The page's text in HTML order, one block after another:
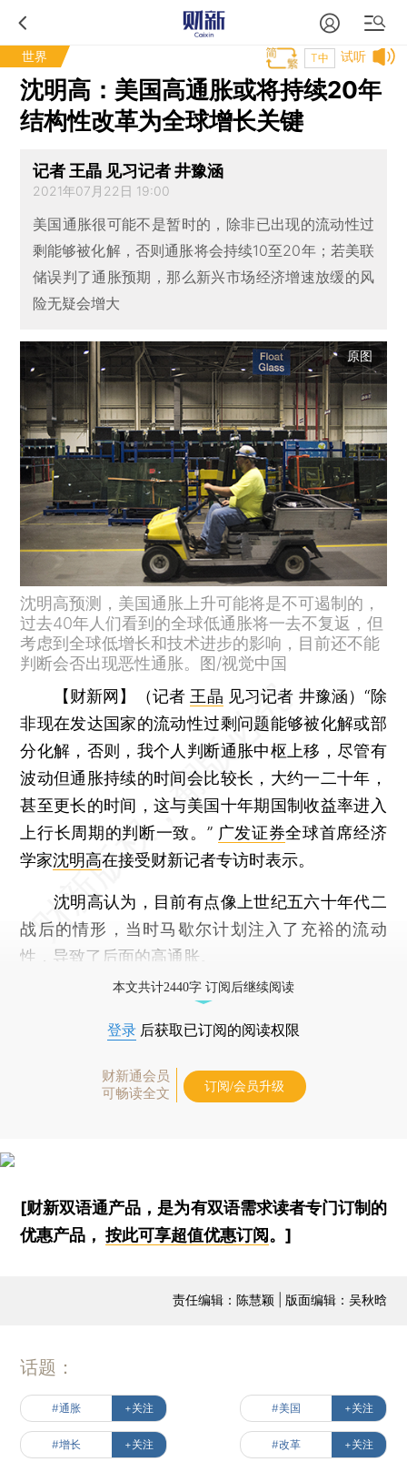
世界 试听
T中
沈明高：美国高通胀或将持续20年
结构性改革为全球增长关键
记者 王晶 见习记者 井豫涵
2021年07月22日 19:00
美国通胀很可能不是暂时的，除非已出现的流动性过
剩能够被化解，否则通胀将会持续10至20年；若美联
储误判了通胀预期，那么新兴市场经济增速放缓的风
险无疑会增大
原图
沈明高预测，美国通胀上升可能将是不可遏制的，
过去40年人们看到的全球低通胀将一去不复返，但
考虑到全球低增长和技术进步的影响，目前还不能
判断会否出现恶性通胀。图/视觉中国
【财新网】（记者 王晶 见习记者 井豫涵）“除
非现在发达国家的流动性过剩问题能够被化解或部
分化解，否则，我个人判断通胀中枢上移，尽管有
波动但通胀持续的时间会比较长，大约一二十年，
甚至更长的时间，这与美国十年期国制收益率进入
上行长周期的判断一致。” 广发证券全球首席经济
学家沈明高在接受财新记者专访时表示。
沈明高认为，目前有点像上世纪五六十年代二
战后的情形，当时马歇尔计划注入了充裕的流动
性，导致了后面的高通胀。
本文共计2440字 订阅后继续阅读
登录 后获取已订阅的阅读权限
财新通会员
可畅读全文
订阅/会员升级
[财新双语通产品，是为有双语需求读者专门订制的
优惠产品，按此可享超值优惠订阅。]
责任编辑：陈慧颖 | 版面编辑：吴秋晗
话题：
#通胀 +关注 #美国 +关注
#增长 +关注 #改革 +关注